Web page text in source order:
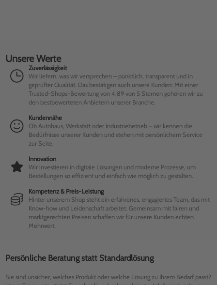
Unsere Werte
Zuverlässigkeit
Wir liefern, was wir versprechen – pünktlich, transparent und in
geprüfter Qualität. Das bestätigen auch unsere Kunden: Mit einer
Trusted-Shops-Bewertung von 4,89 von 5 Sternen gehören wir zu
den bestbewerteten Anbietern unserer Branche.
Kundennähe
Ob Autohaus, Werkstatt oder Industriebetrieb – wir kennen die
Bedürfnisse unserer Kunden und stehen mit persönlichem Service
zur Seite.
Innovation
Wir investieren in digitale Lösungen und moderne Prozesse, um
Bestellungen so effizient und einfach wie möglich zu gestalten.
Kompetenz & Preis-Leistung
Hinter unserem Shop steht ein erfahrenes, engagiertes Team, das mit
Know-how und Leidenschaft arbeitet. Gemeinsam mit fairen und
marktgerechten Preisen schaffen wir für unsere Kunden echten
Mehrwert.
Persönliche Beratung statt Standardlösung
Sie sind unsicher, welches Produkt oder welche Lösung zu Ihrem Bedarf passt?